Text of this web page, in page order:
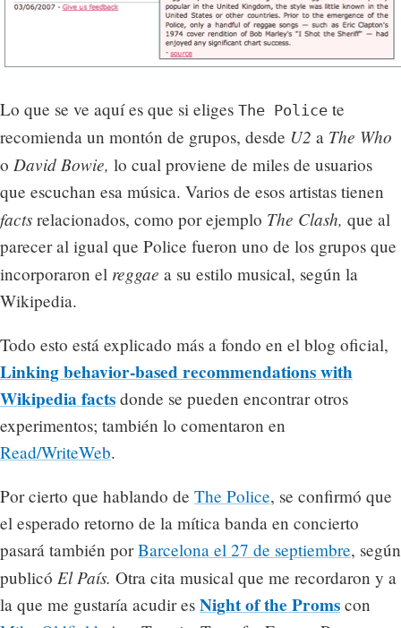
Lo que se ve aquí es que si eliges The Police te
recomienda un montón de grupos, desde U2 a The Who
o David Bowie, lo cual proviene de miles de usuarios
que escuchan esa música. Varios de esos artistas tienen
facts relacionados, como por ejemplo The Clash, que al
parecer al igual que Police fueron uno de los grupos que
incorporaron el reggae a su estilo musical, según la
Wikipedia.
Todo esto está explicado más a fondo en el blog oficial,
Linking behavior-based recommendations with
Wikipedia facts donde se pueden encontrar otros
experimentos; también lo comentaron en
Read/WriteWeb.
Por cierto que hablando de The Police, se confirmó que
el esperado retorno de la mítica banda en concierto
pasará también porBarcelona el 27 de septiembre, según
publicó El País. Otra cita musical que me recordaron y a
la que me gustaría acudir es Night of the Proms con